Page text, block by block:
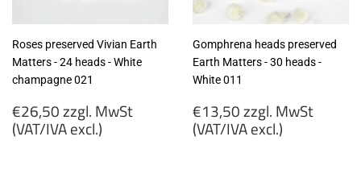
Roses preserved Vivian Earth
Matters - 24 heads - White
champagne 021
Regular
price
€26,50 zzgl. MwSt
(VAT/IVA excl.)
Gomphrena heads preserved
Earth Matters - 30 heads -
White 011
Regular
price
€13,50 zzgl. MwSt
(VAT/IVA excl.)